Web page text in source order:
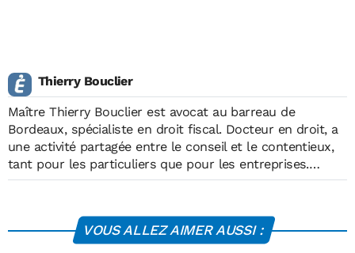
Thierry Bouclier
Maître Thierry Bouclier est avocat au barreau de
Bordeaux, spécialiste en droit fiscal. Docteur en droit, a
une activité partagée entre le conseil et le contentieux,
tant pour les particuliers que pour les entreprises.
Intervient dans tous les domaines de la fiscalité (impôt
locaux...) nationale ou internationale.http://www.avocat-
bouclier-fiscaliste-bordeaux.fr/
VOUS ALLEZ AIMER AUSSI :